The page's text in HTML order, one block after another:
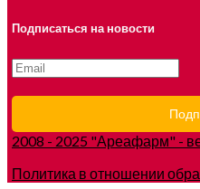
Подписаться на новости
2008 - 2025 "Ареафарм" -
Политика в отношении